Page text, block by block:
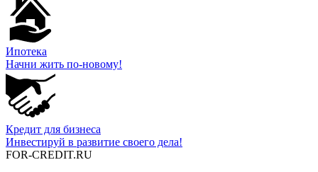
Ипотека
Начни жить по-новому!
Кредит для бизнеса
Инвестируй в развитие своего дела!
FOR-CREDIT.RU